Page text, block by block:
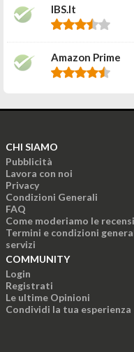
IBS.it
Amazon Prime
CHI SIAMO
Pubblicità
Lavora con noi
Privacy
Condizioni Generali
FAQ
Come moderiamo le
Termini e condizioni
servizi
COMMUNITY
Login
Registrati
Le ultime Opinioni
Condividi la tua esperienza